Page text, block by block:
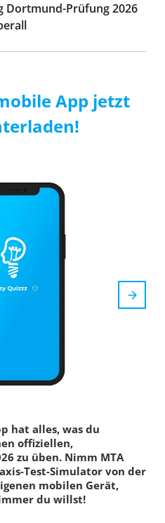
Dortmund-Prüfung 2026
App jetzt
hat alles, was du
offiziellen,
zu üben. Nimm MTA
Test-Simulator von der
mobilen Gerät,
du willst!